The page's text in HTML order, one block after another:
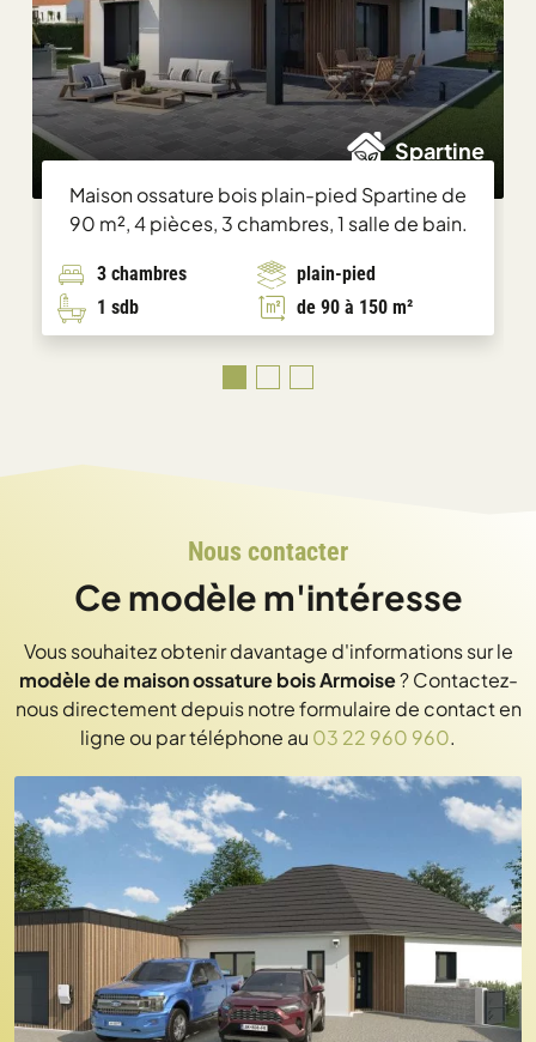
Chargement...
Spartine
Maison ossature bois plain-pied Spartine de
90 m², 4 pièces, 3 chambres, 1 salle de bain.
3 chambres
1 sdb
plain-pied
de 90 à 150 m²
Nous contacter
Ce modèle m'intéresse
Vous souhaitez obtenir davantage d'informations sur le
modèle de maison ossature bois Armoise? Contactez-
nous directement depuis notre formulaire de contact en
ligne ou par téléphone au 03 22 960 960.